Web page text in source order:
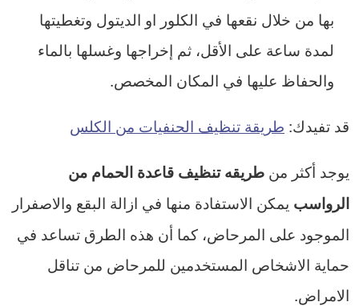
بها من خلال نقعها في الكلور او الديتول وتغطيتها
لمدة ساعة على الأقل، ثم إخراجها وغسلها بالماء
والحفاظ عليها في المكان المخصص.
قد تفيدك: طريقة تنظيف الحنفيات من الكلس
يوجد أكثر من طريقه تنظيف قاعدة الحمام من
الرواسب يمكن الاستفادة منها في ازالة البقع والاصفرار
الموجود على المرحاض، كما أن هذه الطرق تساعد في
حماية الاشخاص المستخدمين للمرحاض من تناقل
الامراض.